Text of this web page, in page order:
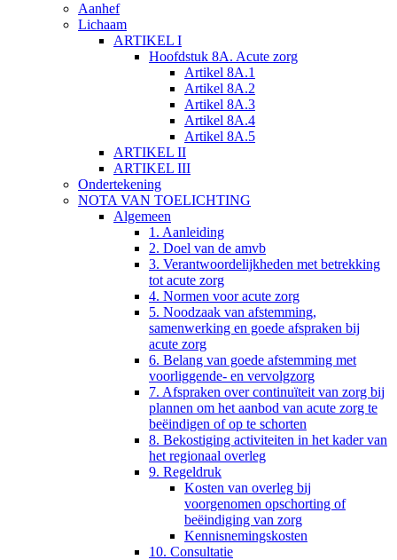
Aanhef
Lichaam
ARTIKEL I
Hoofdstuk 8A. Acute zorg
Artikel 8A.1
Artikel 8A.2
Artikel 8A.3
Artikel 8A.4
Artikel 8A.5
ARTIKEL II
ARTIKEL III
Ondertekening
NOTA VAN TOELICHTING
Algemeen
1. Aanleiding
2. Doel van de amvb
3. Verantwoordelijkheden met betrekking
tot acute zorg
4. Normen voor acute zorg
5. Noodzaak van afstemming,
samenwerking en goede afspraken bij
acute zorg
6. Belang van goede afstemming met
voorliggende- en vervolgzorg
7. Afspraken over continuïteit van zorg bij
plannen om het aanbod van acute zorg te
beëindigen of op te schorten
8. Bekostiging activiteiten in het kader van
het regionaal overleg
9. Regeldruk
Kosten van overleg bij
voorgenomen opschorting of
beëindiging van zorg
Kennisnemingskosten
10. Consultatie